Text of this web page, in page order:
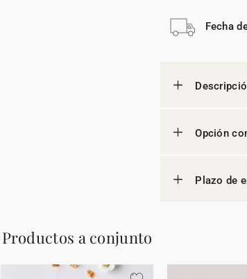
Fecha
Opción
Plazo de
Productos a conjunto